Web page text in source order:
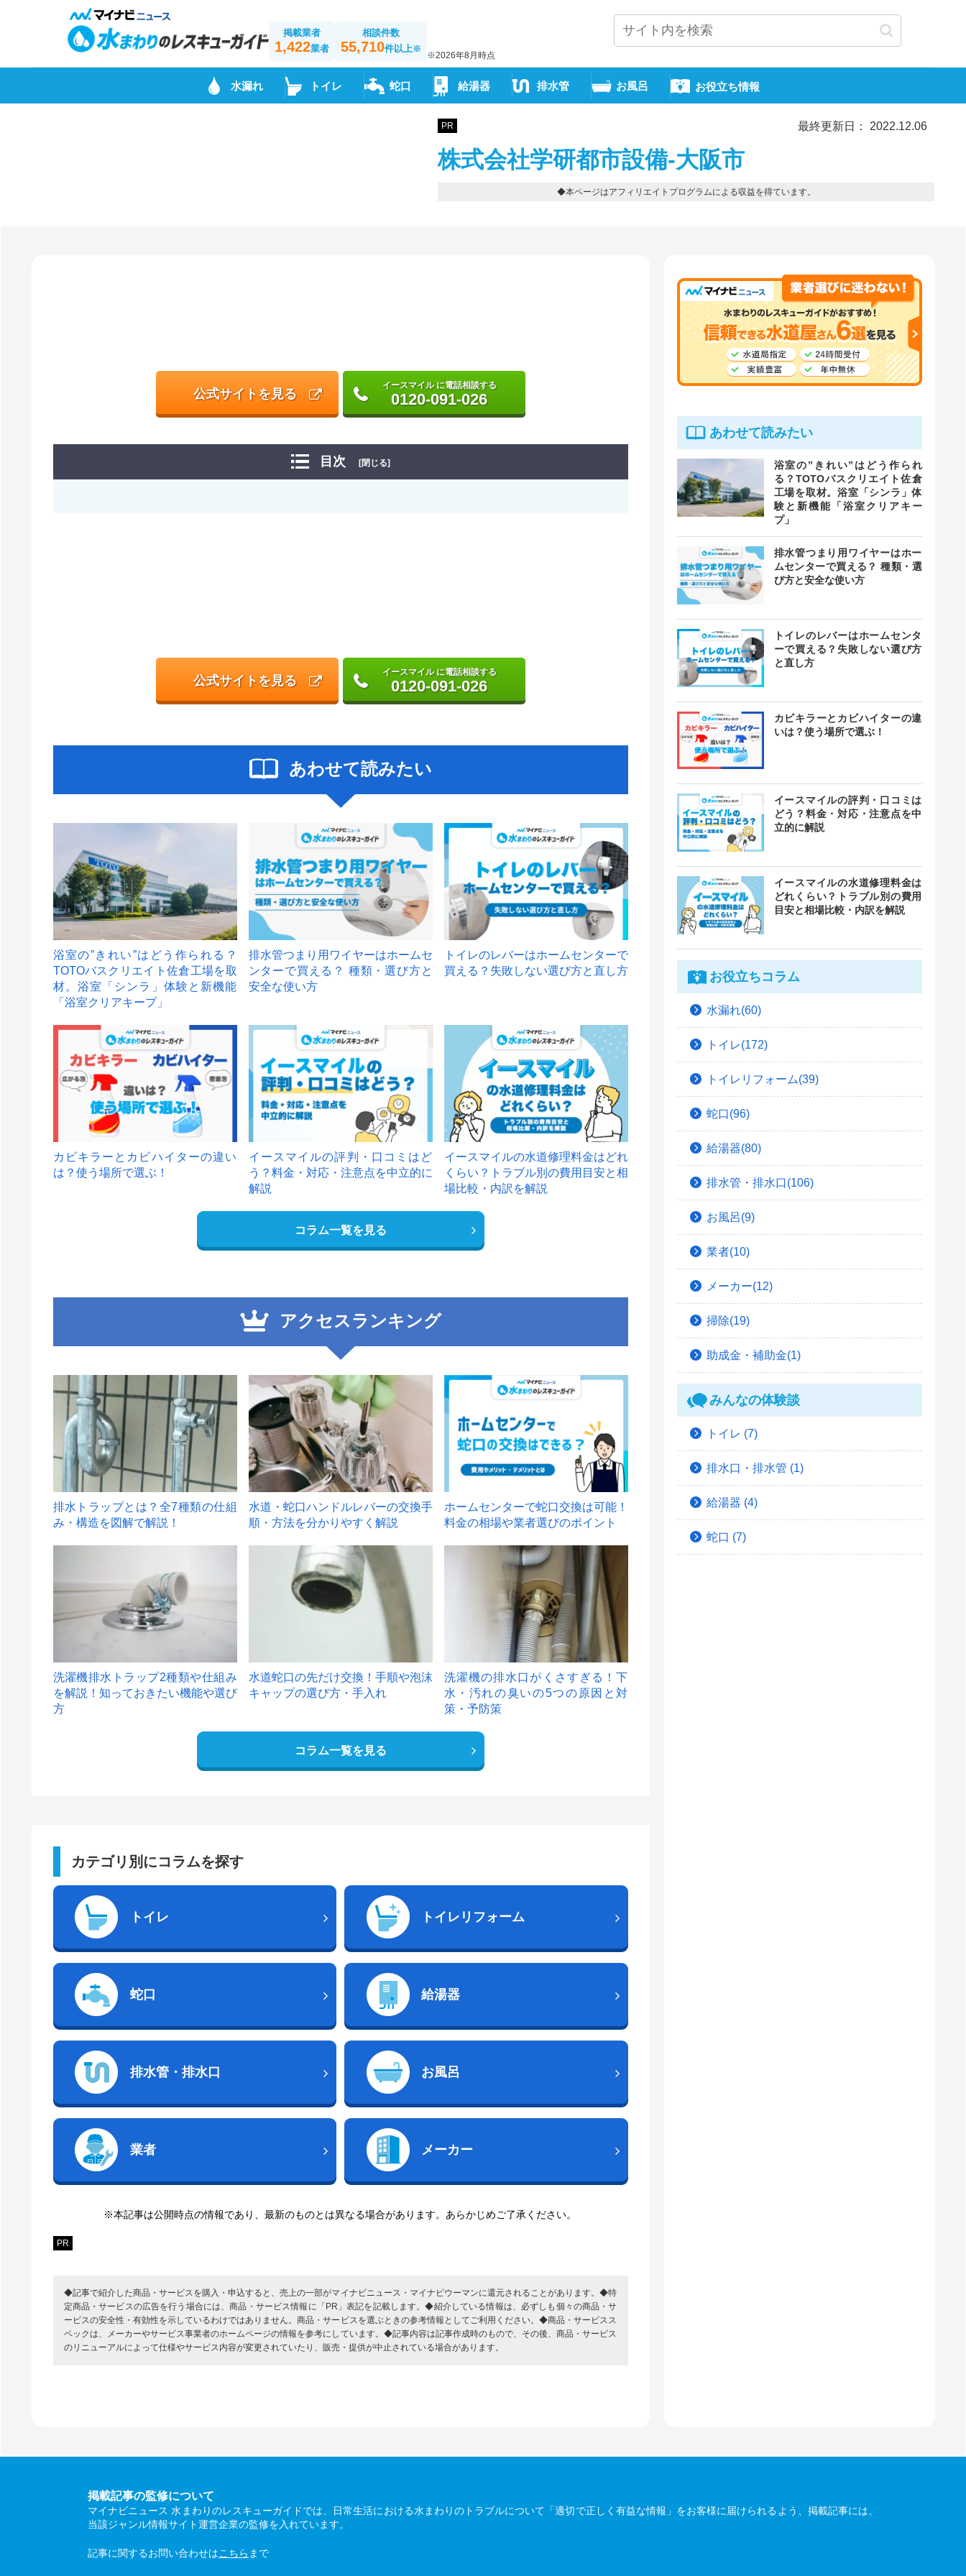
掲載業者
1,422業者
相談件数
55,710件以上※
※2026年8月時点
水漏れ トイレ 蛇口 給湯器 排水管 お風呂 お役立ち情報
PR 最終更新日： 2022.12.06
株式会社学研都市設備-大阪市
◆本ページはアフィリエイトプログラムによる収益を得ています。
公式サイトを見る
イースマイル に電話相談する
0120-091-026
目次 [閉じる]
公式サイトを見る
イースマイル に電話相談する
0120-091-026
あわせて読みたい
浴室の”きれい”はどう作られる？
TOTOバスクリエイト佐倉工場を取
材。浴室「シンラ」体験と新機能
「浴室クリアキープ」
排水管つまり用ワイヤーはホームセ
ンターで買える？ 種類・選び方と
安全な使い方
トイレのレバーはホームセンターで
買える？失敗しない選び方と直し方
カビキラーとカビハイターの違い
は？使う場所で選ぶ！
イースマイルの評判・口コミはど
う？料金・対応・注意点を中立的に
解説
イースマイルの水道修理料金はどれ
くらい？トラブル別の費用目安と相
場比較・内訳を解説
コラム一覧を見る
アクセスランキング
1
排水トラップとは？全7種類の仕組
み・構造を図解で解説！
2
水道・蛇口ハンドルレバーの交換手
順・方法を分かりやすく解説
ホームセンターで蛇口交換は可能！
料金の相場や業者選びのポイント
洗濯機排水トラップ2種類や仕組み
を解説！知っておきたい機能や選び
方
水道蛇口の先だけ交換！手順や泡沫
キャップの選び方・手入れ
洗濯機の排水口がくさすぎる！下
水・汚れの臭いの5つの原因と対
策・予防策
コラム一覧を見る
カテゴリ別にコラムを探す
トイレ トイレリフォーム
蛇口 給湯器
排水管・排水口 お風呂
業者 メーカー
※本記事は公開時点の情報であり、最新のものとは異なる場合があります。あらかじめご了承ください。
PR
◆記事で紹介した商品・サービスを購入・申込すると、売上の一部がマイナビニュース・マイナビウーマンに還元されることがあります。◆特
定商品・サービスの広告を行う場合には、商品・サービス情報に「PR」表記を記載します。◆紹介している情報は、必ずしも個々の商品・サ
ービスの安全性・有効性を示しているわけではありません。商品・サービスを選ぶときの参考情報としてご利用ください。◆商品・サービスス
ペックは、メーカーやサービス事業者のホームページの情報を参考にしています。◆記事内容は記事作成時のもので、その後、商品・サービス
のリニューアルによって仕様やサービス内容が変更されていたり、販売・提供が中止されている場合があります。
あわせて読みたい
浴室の”きれい”はどう作られ
る？TOTOバスクリエイト佐倉
工場を取材。浴室「シンラ」体
験と新機能「浴室クリアキー
プ」
排水管つまり用ワイヤーはホー
ムセンターで買える？ 種類・選
び方と安全な使い方
トイレのレバーはホームセンタ
ーで買える？失敗しない選び方
と直し方
カビキラーとカビハイターの違
いは？使う場所で選ぶ！
イースマイルの評判・口コミは
どう？料金・対応・注意点を中
立的に解説
イースマイルの水道修理料金は
どれくらい？トラブル別の費用
目安と相場比較・内訳を解説
お役立ちコラム
水漏れ(60)
トイレ(172)
トイレリフォーム(39)
蛇口(96)
給湯器(80)
排水管・排水口(106)
お風呂(9)
業者(10)
メーカー(12)
掃除(19)
助成金・補助金(1)
みんなの体験談
トイレ (7)
排水口・排水管 (1)
給湯器 (4)
蛇口 (7)
掲載記事の監修について
マイナビニュース 水まわりのレスキューガイドでは、日常生活における水まわりのトラブルについて「適切で正しく有益な情報」をお客様に届けられるよう、掲載記事には、
当該ジャンル情報サイト運営企業の監修を入れています。
記事に関するお問い合わせはこちら まで